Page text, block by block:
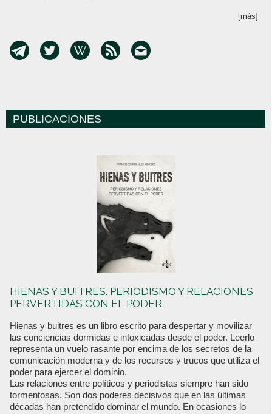
[más]
PUBLICACIONES
HIENAS Y BUITRES. PERIODISMO Y RELACIONES
PERVERTIDAS CON EL PODER
Hienas y buitres es un libro escrito para despertar y movilizar
las conciencias dormidas e intoxicadas desde el poder. Leerlo
representa un vuelo rasante por encima de los secretos de la
comunicación moderna y de los recursos y trucos que utiliza el
poder para ejercer el dominio.
Las relaciones entre políticos y periodistas siempre han sido
tormentosas. Son dos poderes decisivos que en las últimas
décadas han pretendido dominar el mundo. En ocasiones lo